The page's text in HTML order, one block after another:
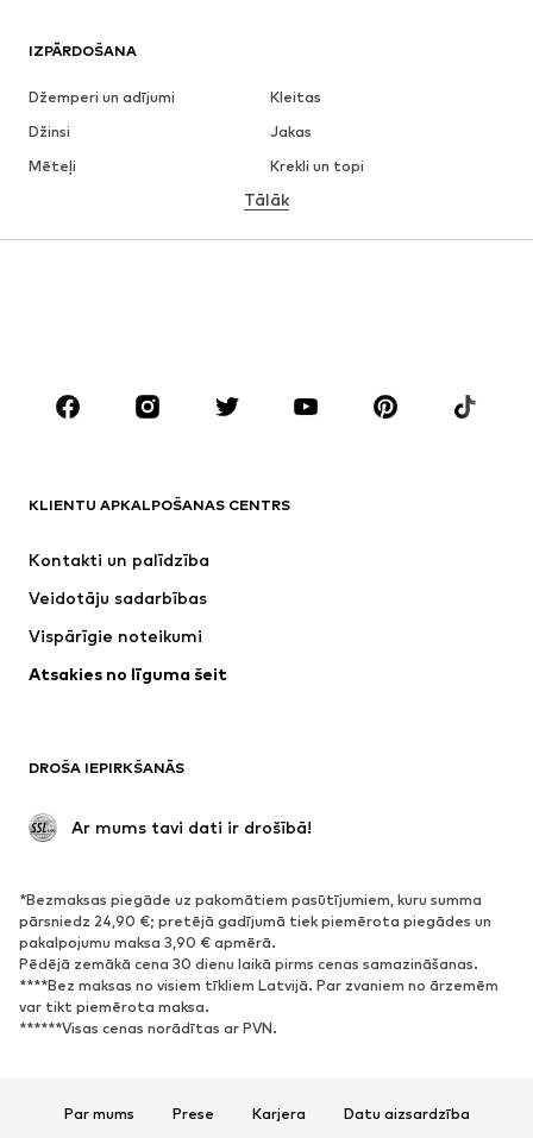
IZPĀRDOŠANA
Džemperi un adījumi
Kleitas
Džinsi
Jakas
Mēteļi
Krekli un topi
Apakšveļa
Aksesuāri
Premium
Jaunumi
Šobrīd populāri
Apakšveļa
Mēteļi
Svinības
Ekskluzīvi
APAVI
Jaunumi
Šobrīd populāri
Brīvā laika apavi
Puszābaki
Augstpapēžu apavi
Zābaki
Atvērti apavi
Mājas apavi
Tālāk
KLIENTU APKALPOŠANAS CENTRS
Kontakti un palīdzība
Veidotāju sadarbības
Vispārīgie noteikumi
Atsakies no līguma šeit
DROŠA IEPIRKŠANĀS
Ar mums tavi dati ir drošībā!
*Bezmaksas piegāde uz pakomātiem pasūtījumiem, kuru summa
pārsniedz 24,90 €; pretējā gadījumā tiek piemērota piegādes un
pakalpojumu maksa 3,90 € apmērā.
Pēdējā zemākā cena 30 dienu laikā pirms cenas samazināšanas.
****Bez maksas no visiem tīkliem Latvijā. Par zvaniem no ārzemēm
var tikt piemērota maksa.
******Visas cenas norādītas ar PVN.
Par mums Prese Karjera Datu aizsardzība